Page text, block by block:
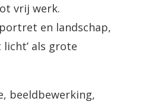
vrij werk.
en landschap,
licht’ als grote
beeldbewerking,